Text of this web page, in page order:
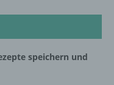
speichern und